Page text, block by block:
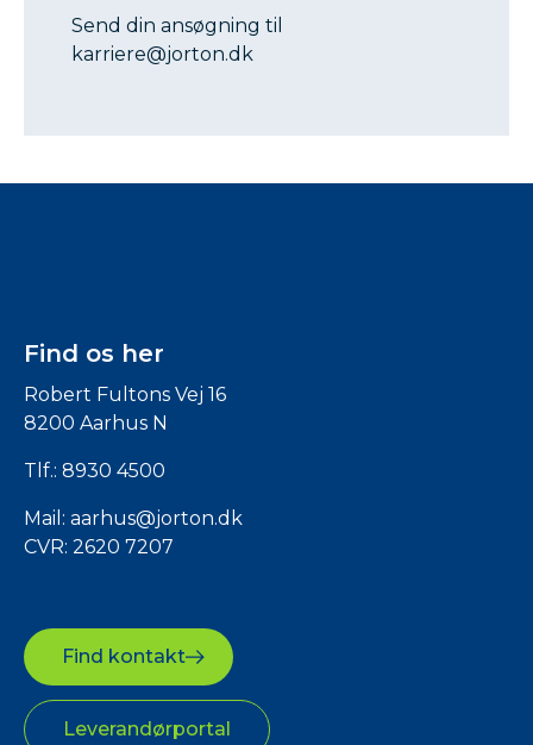
Send din ansøgning til
karriere@jorton.dk
Find os her
Robert Fultons Vej 16
8200 Aarhus N
Tlf.: 8930 4500
Mail: aarhus@jorton.dk
CVR: 2620 7207
Find kontakt
Leverandørportal